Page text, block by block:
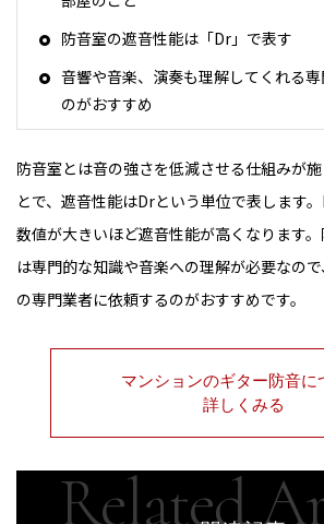
防音室の遮音性能は「Dr」で表す
音響や音楽、演奏も理解してくれる
のがおすすめ
防音室とは音の強さを低減させる仕組みが
とで、遮音性能はDrという単位で表します
数値が大きいほど遮音性能が高くなります
は専門的な知識や音楽への理解が必要なの
の専門業者に依頼するのがおすすめです。
マンションのギター防音に
詳しくみる